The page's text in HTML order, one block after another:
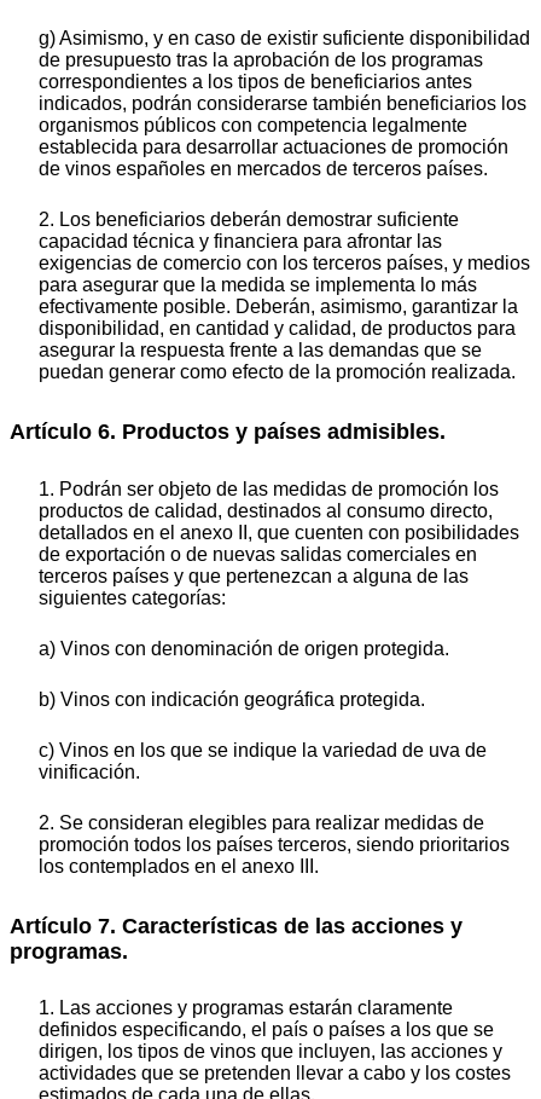
g) Asimismo, y en caso de existir suficiente disponibilidad
de presupuesto tras la aprobación de los programas
correspondientes a los tipos de beneficiarios antes
indicados, podrán considerarse también beneficiarios los
organismos públicos con competencia legalmente
establecida para desarrollar actuaciones de promoción
de vinos españoles en mercados de terceros países.
2. Los beneficiarios deberán demostrar suficiente
capacidad técnica y financiera para afrontar las
exigencias de comercio con los terceros países, y medios
para asegurar que la medida se implementa lo más
efectivamente posible. Deberán, asimismo, garantizar la
disponibilidad, en cantidad y calidad, de productos para
asegurar la respuesta frente a las demandas que se
puedan generar como efecto de la promoción realizada.
Artículo 6. Productos y países admisibles.
1. Podrán ser objeto de las medidas de promoción los
productos de calidad, destinados al consumo directo,
detallados en el anexo II, que cuenten con posibilidades
de exportación o de nuevas salidas comerciales en
terceros países y que pertenezcan a alguna de las
siguientes categorías:
a) Vinos con denominación de origen protegida.
b) Vinos con indicación geográfica protegida.
c) Vinos en los que se indique la variedad de uva de
vinificación.
2. Se consideran elegibles para realizar medidas de
promoción todos los países terceros, siendo prioritarios
los contemplados en el anexo III.
Artículo 7. Características de las acciones y
programas.
1. Las acciones y programas estarán claramente
definidos especificando, el país o países a los que se
dirigen, los tipos de vinos que incluyen, las acciones y
actividades que se pretenden llevar a cabo y los costes